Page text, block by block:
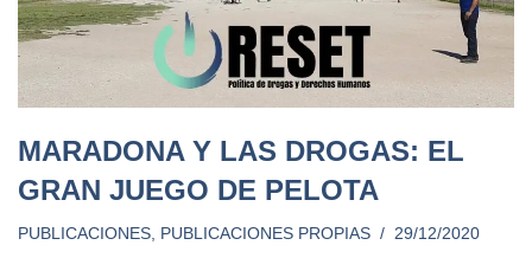
MARADONA Y LAS DROGAS: EL
GRAN JUEGO DE PELOTA
PUBLICACIONES, PUBLICACIONES PROPIAS 29/12/2020